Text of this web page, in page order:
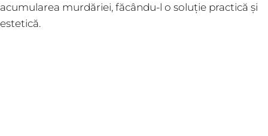
acumularea murdăriei, făcându-l o soluție practică și
estetică.